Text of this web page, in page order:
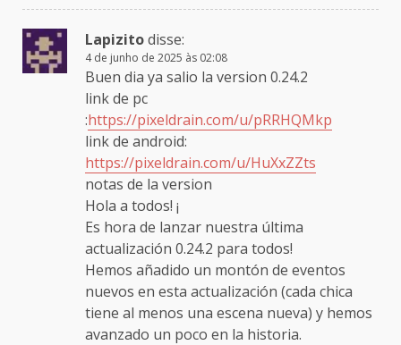
Lapizitodisse:
4 de junho de 2025 às 02:08
Buen dia ya salio la version 0.24.2
link de pc
:https://pixeldrain.com/u/pRRHQMkp
link de android:
https://pixeldrain.com/u/HuXxZZts
notas de la version
Hola a todos! ¡
Es hora de lanzar nuestra última
actualización 0.24.2 para todos!
Hemos añadido un montón de eventos
nuevos en esta actualización (cada chica
tiene al menos una escena nueva) y hemos
avanzado un poco en la historia.